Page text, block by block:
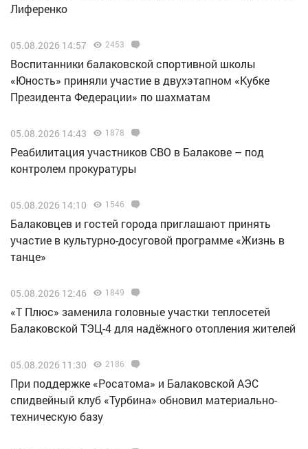
Лиференко
05.08.2026 14:57 2453
Воспитанники балаковской спортивной школы
«Юность» приняли участие в двухэтапном «Кубке
Президента Федерации» по шахматам
05.08.2026 14:43 1878
Реабилитация участников СВО в Балакове – под
контролем прокуратуры
05.08.2026 14:10 1546
Балаковцев и гостей города приглашают принять
участие в культурно-досуговой программе «Жизнь в
танце»
05.08.2026 12:46 1849
«Т Плюс» заменила головные участки теплосетей
Балаковской ТЭЦ-4 для надёжного отопления жителей
05.08.2026 11:30 2186
При поддержке «Росатома» и Балаковской АЭС
спидвейный клуб «Турбина» обновил материально-
техническую базу